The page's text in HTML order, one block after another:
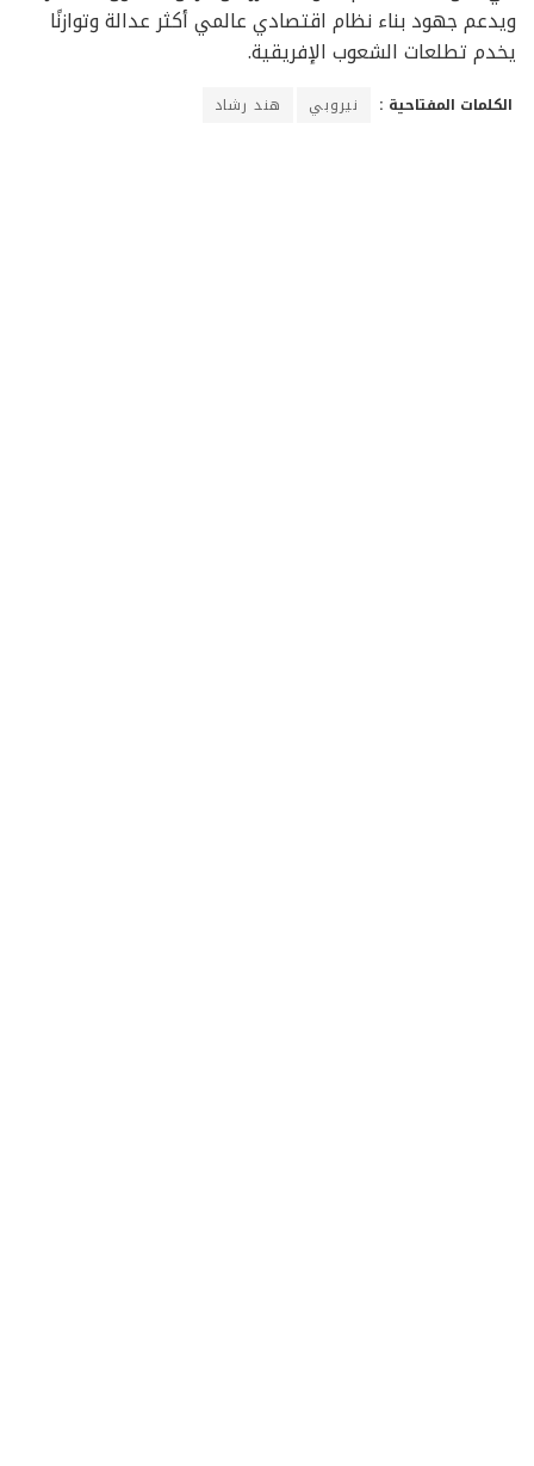
ويدعم جهود بناء نظام اقتصادي عالمي أكثر عدالة وتوازنًا
يخدم تطلعات الشعوب الإفريقية.
الكلمات المفتاحية : نيروبي هند رشاد